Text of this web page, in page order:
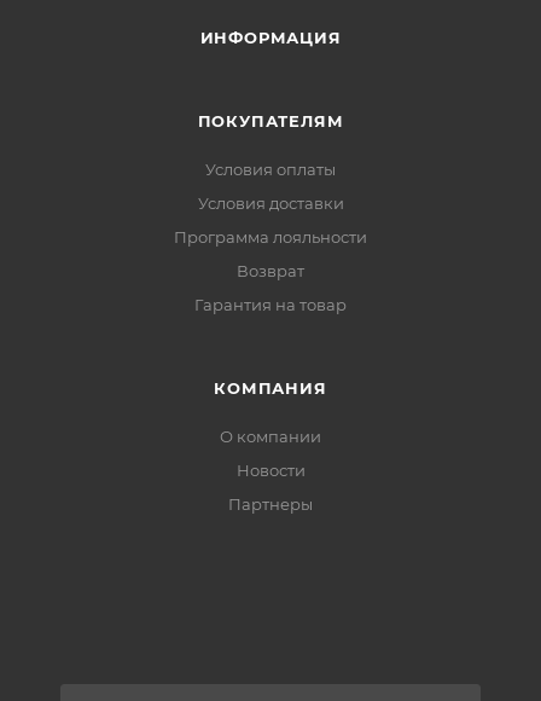
ИНФОРМАЦИЯ
ПОКУПАТЕЛЯМ
Условия оплаты
Условия доставки
Программа лояльности
Возврат
Гарантия на товар
КОМПАНИЯ
О компании
Новости
Партнеры